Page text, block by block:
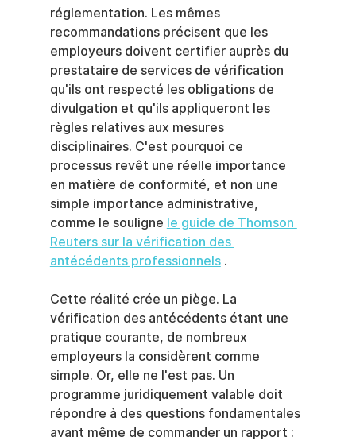
réglementation. Les mêmes
recommandations précisent que les
employeurs doivent certifier auprès du
prestataire de services de vérification
qu'ils ont respecté les obligations de
divulgation et qu'ils appliqueront les
règles relatives aux mesures
disciplinaires. C'est pourquoi ce
processus revêt une réelle importance
en matière de conformité, et non une
simple importance administrative,
comme le souligne le guide de Thomson
Reuters sur la vérification des
antécédents professionnels .
Cette réalité crée un piège. La
vérification des antécédents étant une
pratique courante, de nombreux
employeurs la considèrent comme
simple. Or, elle ne l'est pas. Un
programme juridiquement valable doit
répondre à des questions fondamentales
avant même de commander un rapport :